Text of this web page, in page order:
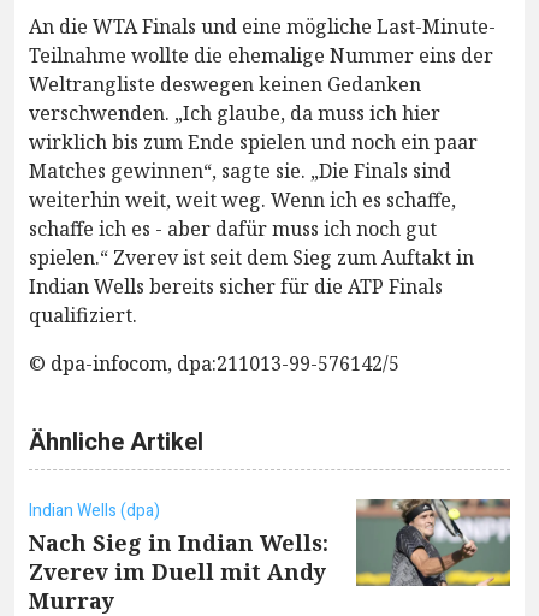
An die WTA Finals und eine mögliche Last-Minute-
Teilnahme wollte die ehemalige Nummer eins der
Weltrangliste deswegen keinen Gedanken
verschwenden. „Ich glaube, da muss ich hier
wirklich bis zum Ende spielen und noch ein paar
Matches gewinnen“, sagte sie. „Die Finals sind
weiterhin weit, weit weg. Wenn ich es schaffe,
schaffe ich es - aber dafür muss ich noch gut
spielen.“ Zverev ist seit dem Sieg zum Auftakt in
Indian Wells bereits sicher für die ATP Finals
qualifiziert.
© dpa-infocom, dpa:211013-99-576142/5
Ähnliche Artikel
Indian Wells (dpa)
Nach Sieg in Indian Wells:
Zverev im Duell mit Andy
Murray